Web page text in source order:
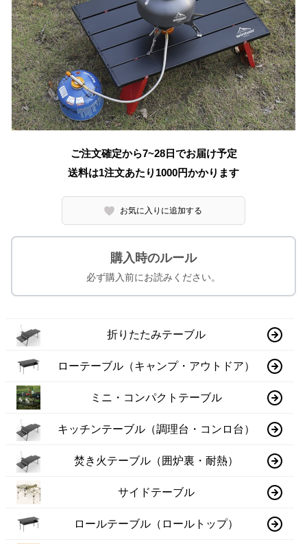
ご注文確定から7~28日でお届け予定
送料は1注文あたり 1000円かかります
お気に入りに追加する
購入時のルール
必ず購入前にお読みください。
折りたたみテーブル
ローテーブル（キャンプ・アウトドア）
ミニ・コンパクトテーブル
キッチンテーブル（調理台・コンロ台）
焚き火テーブル（囲炉裏・耐熱）
サイドテーブル
ロールテーブル（ロールトップ）